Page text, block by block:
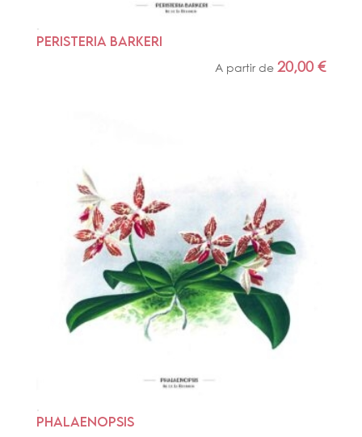
PERISTERIA BARKERI
A partir de20,00€
PHALAENOPSIS